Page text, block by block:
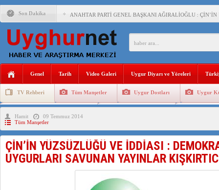
Son Dakika ANAHTAR PARTİ GENEL BAŞKANI AĞIRALİOĞLU :
ÇİN’İN DOĞU TÜRKİSTAN’DAKİ UYGULAMALARI
150 YILDIR KAYNAYAN YARAMIZ : ÇİN İŞGALİNDEKİ
ÇİN’İN UYGUR POLİTİKALARINI ÖVEN DİYANET
ÇİN’İN ANKARA BÜYÜKELÇİSİ JİANG’İN TRABZON
İŞGALCİ ÇİN’DEN “FETİHLER SULTANI
SAADET PARTİSİ İLÇE BAŞKANI : TEMMUZ AYI,DOĞU
Genel Tarih Video Galeri Uygur Diyarı ve Yöreleri
TV Rehberi Tüm Manşetler Uygur Dostları Uygur
Uygurlarda Düğün ve Cenaze
Hamit
09 Temmuz 2014
Tüm Manşetler
ÇİN’İN YÜZSÜZLÜĞÜ VE İDDİASI :
UYGURLARI SAVUNAN YAYINLAR